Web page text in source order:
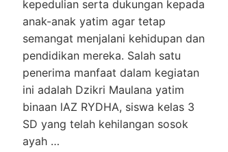
kepedulian serta dukungan kepada
anak-anak yatim agar tetap
semangat menjalani kehidupan dan
pendidikan mereka. Salah satu
penerima manfaat dalam kegiatan
ini adalah Dzikri Maulana yatim
binaan lAZ RYDHA, siswa kelas 3
SD yang telah kehilangan sosok
ayah …